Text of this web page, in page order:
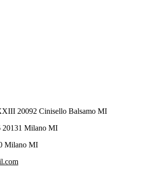
20092 Cinisello Balsamo MI
20131 Milano MI
Milano MI